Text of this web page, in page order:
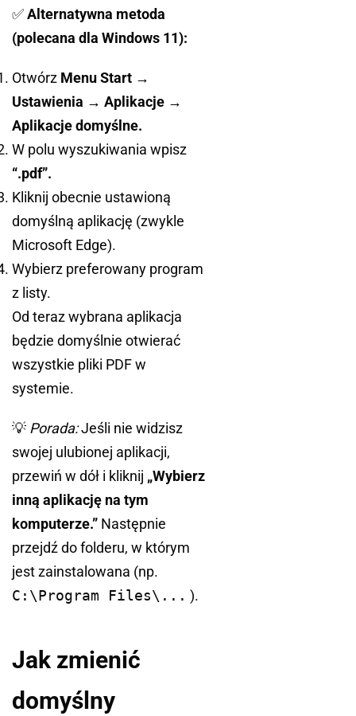
✅Alternatywna metoda
(polecana dla Windows 11):
Otwórz Menu Start →
Ustawienia → Aplikacje →
Aplikacje domyślne.
W polu wyszukiwania wpisz
“.pdf”.
Kliknij obecnie ustawioną
domyślną aplikację (zwykle
Microsoft Edge).
Wybierz preferowany program
z listy.
Od teraz wybrana aplikacja
będzie domyślnie otwierać
wszystkie pliki PDF w
systemie.
💡 Porada:Jeśli nie widzisz
swojej ulubionej aplikacji,
przewiń w dół i kliknij „Wybierz
inną aplikację na tym
komputerze.” Następnie
przejdź do folderu, w którym
jest zainstalowana (np.
C:\Program Files\... ).
Jak zmienić
domyślny